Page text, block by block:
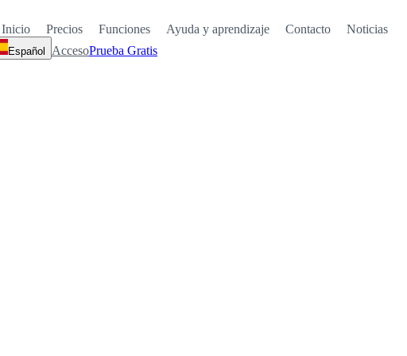
Inicio Precios Funciones Ayuda y aprendizaje Contacto Noticias
Español AccesoPrueba Gratis